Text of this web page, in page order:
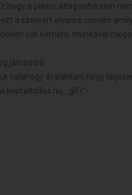
hogy a player átlag soha sem
a szervert olyanra csinálni
sok kemény munkával
játszódni.
valahogy átalakítani hogy
-